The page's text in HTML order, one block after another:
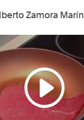
Zamora Marín